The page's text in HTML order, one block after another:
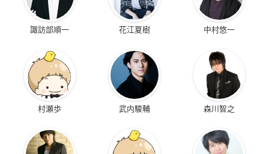
諏訪部順一 花江夏樹 中村悠一
村瀬歩 武内駿輔 森川智之